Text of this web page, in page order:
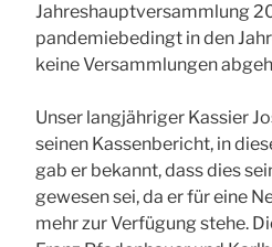
Jahreshauptversammlung
pandemiebedingt in den
keine Versammlungen
Unser langjähriger Kassier
seinen Kassenbericht, in
gab er bekannt, dass dies
gewesen sei, da er für eine
mehr zur Verfügung stehe.